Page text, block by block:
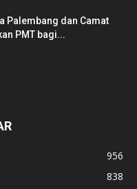
Palembang dan Camat
PMT bagi...
956
838